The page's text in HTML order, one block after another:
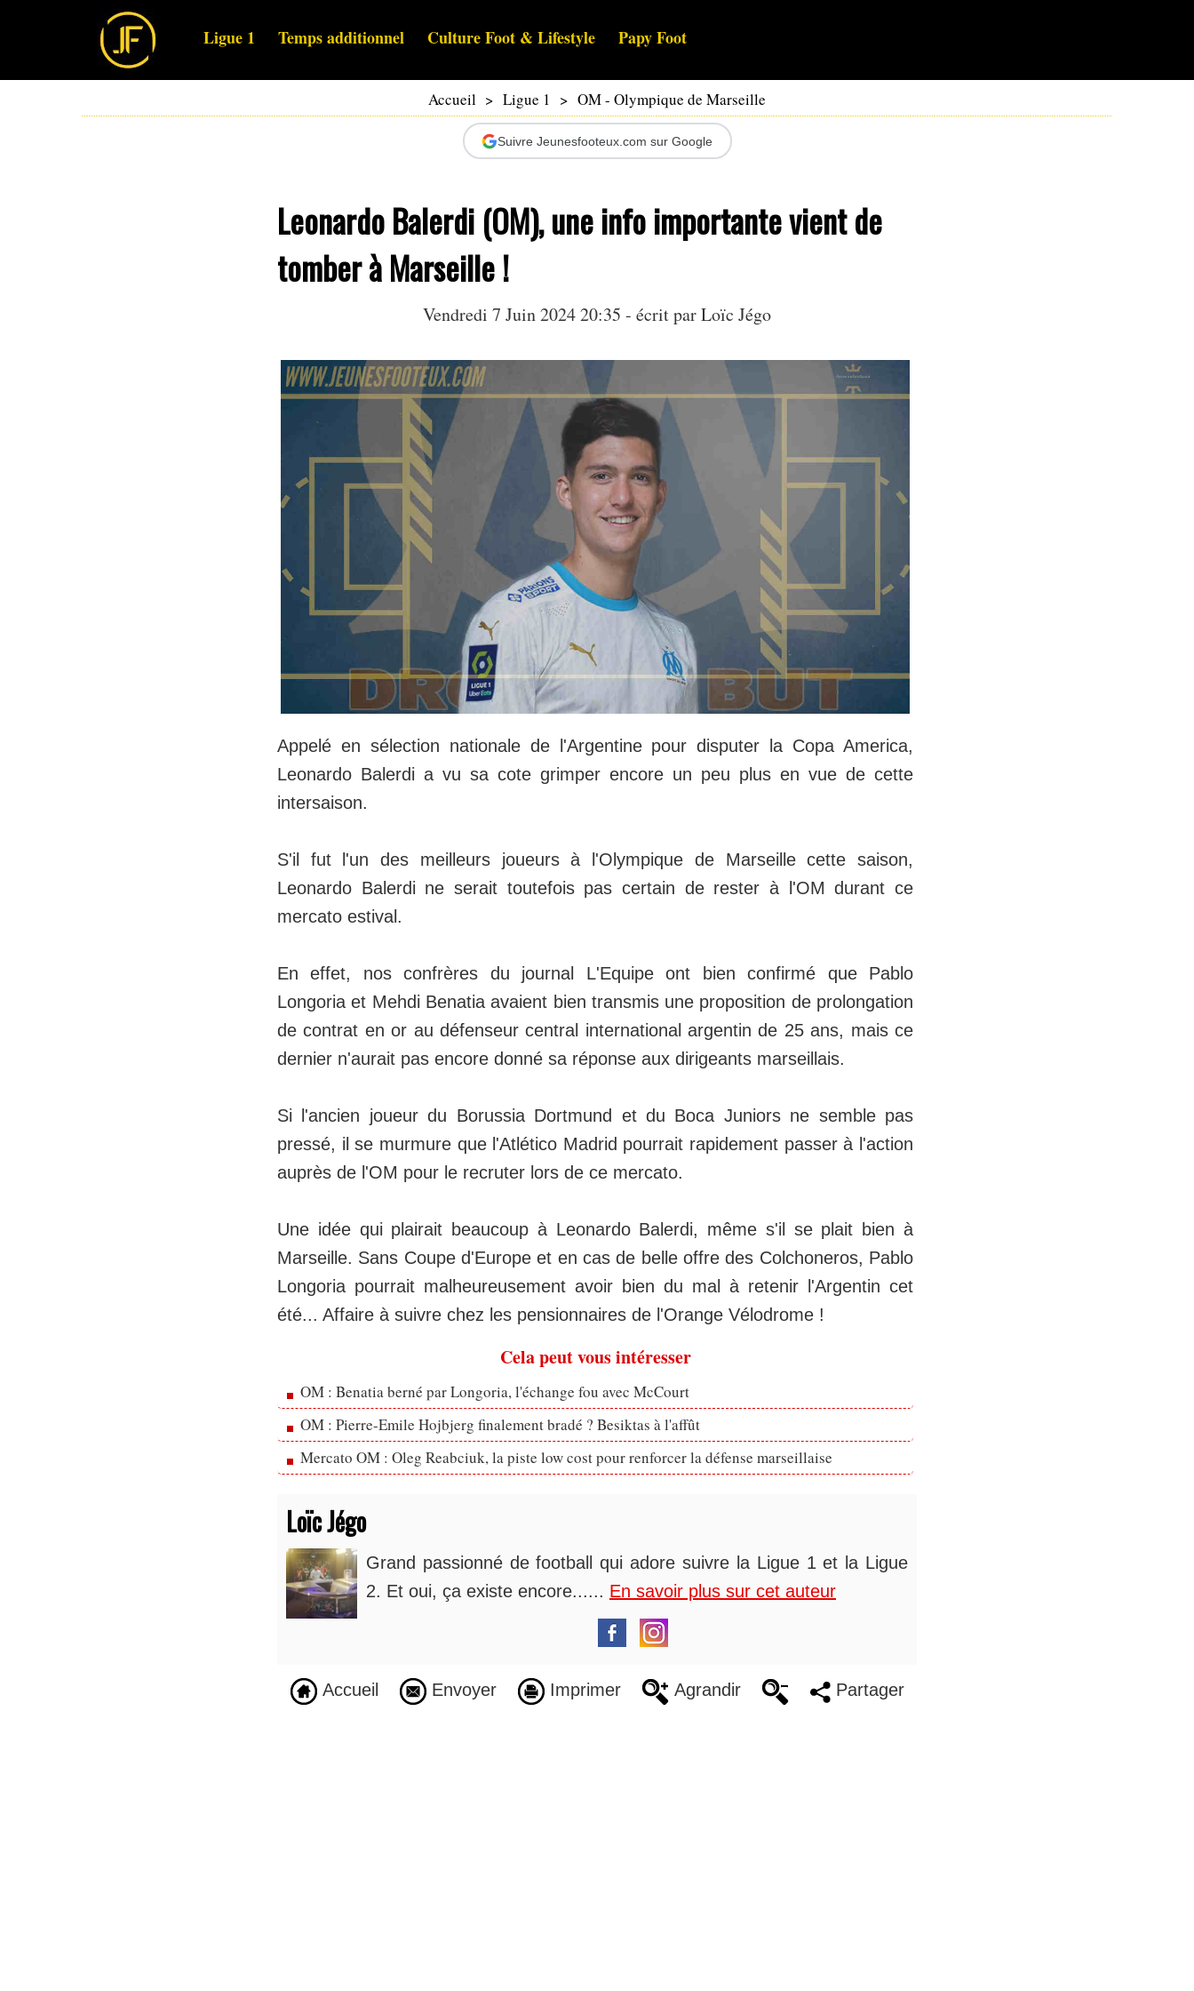
Ligue 1 Temps additionnel Culture Foot & Lifestyle Papy Foot
Accueil > Ligue 1 > OM - Olympique de Marseille
Suivre Jeunesfooteux.com sur Google
Leonardo Balerdi (OM), une info importante vient de
tomber à Marseille !
Vendredi 7 Juin 2024 20:35 - écrit parLoïc Jégo
Appelé en sélection nationale de l'Argentine pour disputer la Copa America,
Leonardo Balerdi a vu sa cote grimper encore un peu plus en vue de cette
intersaison.
S'il fut l'un des meilleurs joueurs à l'Olympique de Marseille cette saison,
Leonardo Balerdi ne serait toutefois pas certain de rester à l'OM durant ce
mercato estival.
En effet, nos confrères du journal L'Equipe ont bien confirmé que Pablo
Longoria et Mehdi Benatia avaient bien transmis une proposition de prolongation
de contrat en or au défenseur central international argentin de 25 ans, mais ce
dernier n'aurait pas encore donné sa réponse aux dirigeants marseillais.
Si l'ancien joueur du Borussia Dortmund et du Boca Juniors ne semble pas
pressé, il se murmure que l'Atlético Madrid pourrait rapidement passer à l'action
auprès de l'OM pour le recruter lors de ce mercato.
Une idée qui plairait beaucoup à Leonardo Balerdi, même s'il se plait bien à
Marseille. Sans Coupe d'Europe et en cas de belle offre des Colchoneros, Pablo
Longoria pourrait malheureusement avoir bien du mal à retenir l'Argentin cet
été... Affaire à suivre chez les pensionnaires de l'Orange Vélodrome !
Cela peut vous intéresser
OM : Benatia berné par Longoria, l'échange fou avec McCourt
OM : Pierre-Emile Hojbjerg finalement bradé ? Besiktas à l'affût
Mercato OM : Oleg Reabciuk, la piste low cost pour renforcer la défense marseillaise
Loïc Jégo
Grand passionné de football qui adore suivre la Ligue 1 et la Ligue
2. Et oui, ça existe encore...... En savoir plus sur cet auteur
Accueil Envoyer Imprimer Agrandir Partager